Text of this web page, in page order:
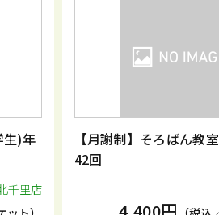
【月謝制】そろばん教室(小